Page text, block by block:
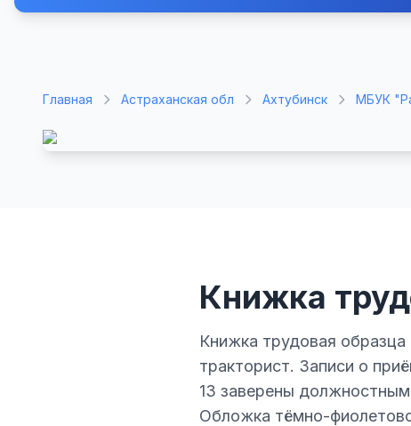
Главная Астраханская обл Ахтубинск МБУК
Книжка
Книжка трудовая
тракторист. Записи о
13 заверены
Обложка тёмно-